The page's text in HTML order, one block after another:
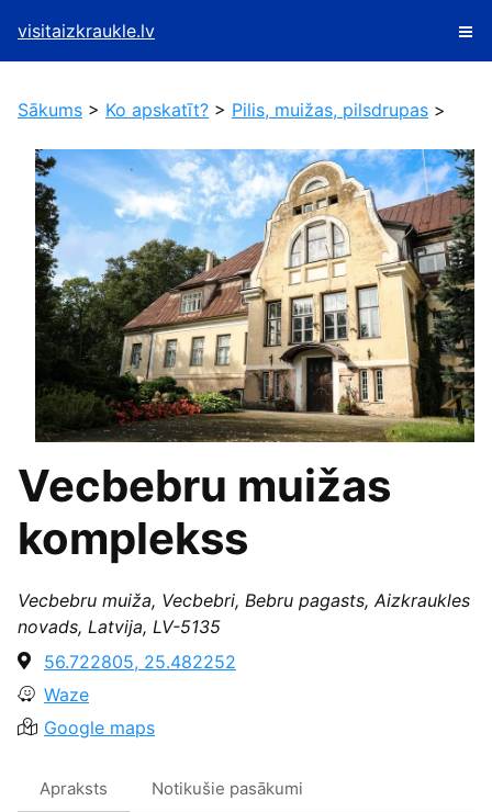
visitaizkraukle.lv
Sākums > Ko apskatīt? > Pilis, muižas, pilsdrupas >
Vecbebru muižas
komplekss
Vecbebru muiža, Vecbebri, Bebru pagasts, Aizkraukles
novads, Latvija, LV-5135
56.722805, 25.482252
Waze
Google maps
Apraksts Notikušie pasākumi